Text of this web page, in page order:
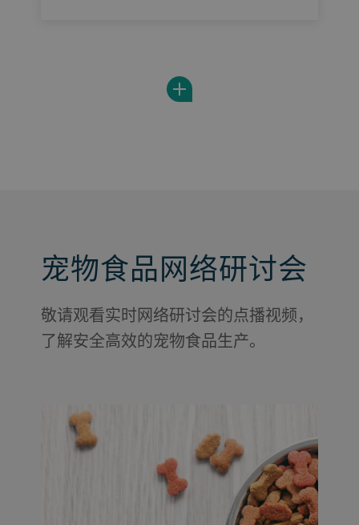
experts offers a unique opportunity to
improve plant efficiency.
宠物食品网络研讨会
敬请观看实时网络研讨会的点播视频，
了解安全高效的宠物食品生产。